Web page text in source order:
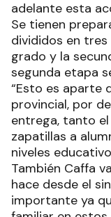
adelante esta
Se tienen
divididos en tres
grado y la
segunda etapa
“Esto es aparte
provincial, por
entrega, tanto
zapatillas a
niveles
También Caffa
hace desde el
importante ya